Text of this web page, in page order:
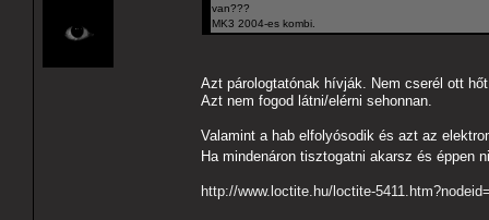
van???
MK3 2004-es kombi.
Azt párologtatónak hívják. Nem cserél ott
Azt nem fogod látni/elérni sehonnan.
Valamint a hab elfolyósodik és azt az
Ha mindenáron tisztogatni akarsz és éppen
http://www.loctite.hu/loctite-